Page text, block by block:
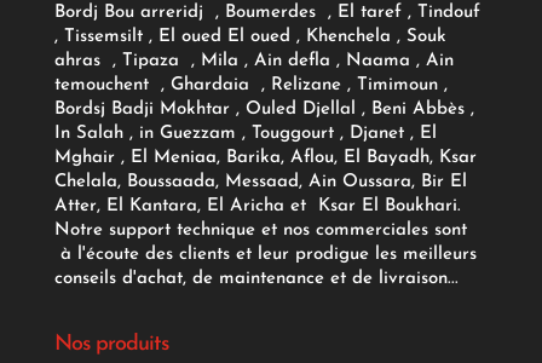
Bordj Bou arreridj , Boumerdes , El taref , Tindouf
, Tissemsilt , El oued El oued , Khenchela , Souk
ahras , Tipaza , Mila , Ain defla , Naama , Ain
temouchent , Ghardaia , Relizane , Timimoun ,
Bordsj Badji Mokhtar , Ouled Djellal , Beni Abbès ,
In Salah , in Guezzam , Touggourt , Djanet , El
Mghair , El Meniaa, Barika, Aflou, El Bayadh, Ksar
Chelala, Boussaada, Messaad, Ain Oussara, Bir El
Atter, El Kantara, El Aricha et Ksar El Boukhari.
Notre support technique et nos commerciales sont
à l'écoute des clients et leur prodigue les meilleurs
conseils d'achat, de maintenance et de livraison...
Nos produits